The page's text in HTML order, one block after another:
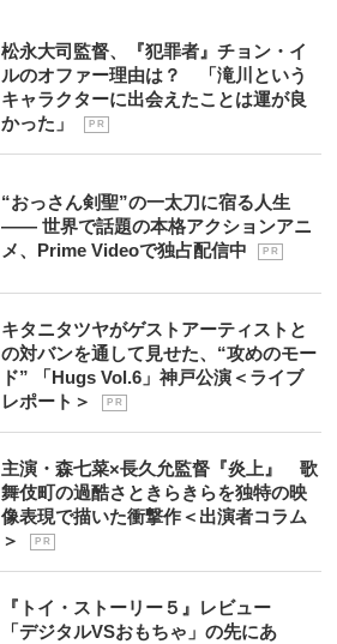
松永大司監督、『犯罪者』チョン・イ
ルのオファー理由は？ 「滝川という
キャラクターに出会えたことは運が良
かった」
P R
“おっさん剣聖”の一太刀に宿る人生
―― 世界で話題の本格アクションアニ
メ、Prime Videoで独占配信中
P R
キタニタツヤがゲストアーティストと
の対バンを通して見せた、“攻めのモー
ド” 「Hugs Vol.6」神戸公演＜ライブ
レポート＞
P R
主演・森七菜×長久允監督『炎上』 歌
舞伎町の過酷さときらきらを独特の映
像表現で描いた衝撃作＜出演者コラム
＞
P R
『トイ・ストーリー５』レビュー
「デジタルVSおもちゃ」の先にあ